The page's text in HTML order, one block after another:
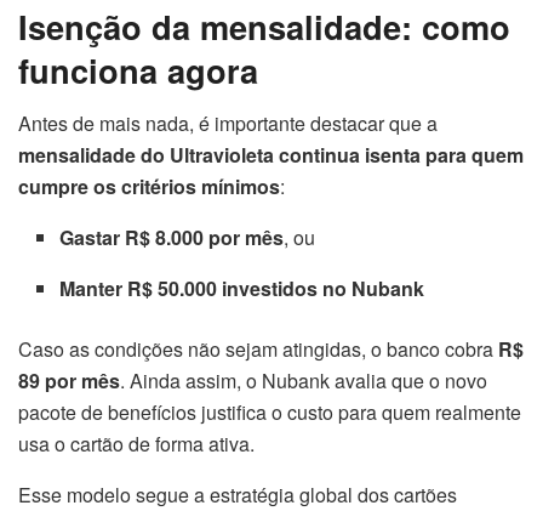
Isenção da mensalidade: como
funciona agora
Antes de mais nada, é importante destacar que a
mensalidade do Ultravioleta continua isenta para quem
cumpre os critérios mínimos:
Gastar R$ 8.000 por mês, ou
Manter R$ 50.000 investidos no Nubank
Caso as condições não sejam atingidas, o banco cobra R$
89 por mês. Ainda assim, o Nubank avalia que o novo
pacote de benefícios justifica o custo para quem realmente
usa o cartão de forma ativa.
Esse modelo segue a estratégia global dos cartões